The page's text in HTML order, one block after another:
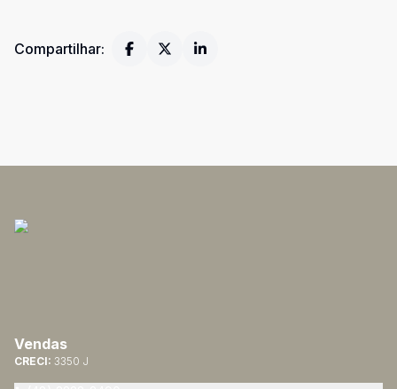
Compartilhar:
Vendas
CRECI: 3350 J